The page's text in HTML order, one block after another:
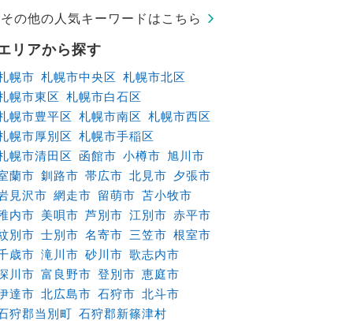
その他の人気キーワードはこちら
リアから探す
幌市 札幌市中央区 札幌市北区
幌市東区 札幌市白石区
幌市豊平区 札幌市南区 札幌市西区
幌市厚別区 札幌市手稲区
幌市清田区
函館市 小樽市 旭川市
蘭市 釧路市 帯広市 北見市 夕張市
見沢市 網走市 留萌市 苫小牧市
内市 美唄市 芦別市 江別市 赤平市
別市 士別市 名寄市 三笠市 根室市
歳市 滝川市 砂川市 歌志内市
川市 富良野市 登別市 恵庭市
達市 北広島市 石狩市 北斗市
狩郡当別町 石狩郡新篠津村